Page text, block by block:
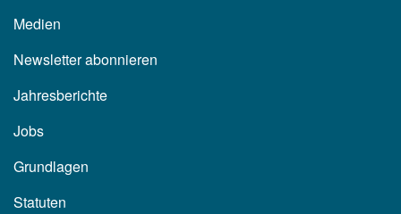
Medien
Newsletter abonnieren
Jahresberichte
Jobs
Grundlagen
Statuten